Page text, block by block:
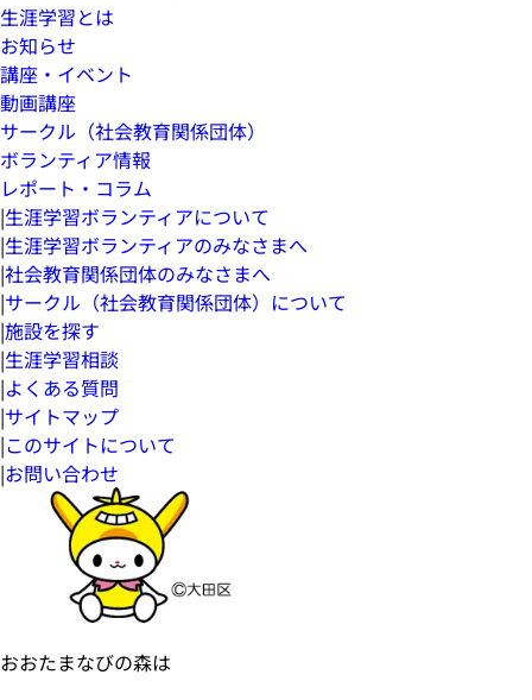
生涯学習とは
お知らせ
講座・イベント
動画講座
サークル（社会教育関係団体）
ボランティア情報
レポート・コラム
|生涯学習ボランティアについて
|生涯学習ボランティアのみなさまへ
|社会教育関係団体のみなさまへ
|サークル（社会教育関係団体）について
|施設を探す
|生涯学習相談
|よくある質問
|サイトマップ
|このサイトについて
|お問い合わせ
おおたまなびの森は